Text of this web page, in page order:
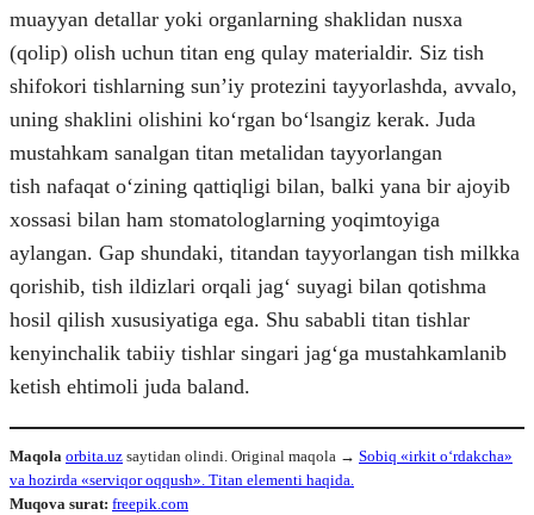
muayyan detallar yoki organlarning shaklidan nusxa
(qolip) olish uchun titan eng qulay materialdir. Siz tish
shifokori tishlarning sunʼiy protezini tayyorlashda, avvalo,
uning shaklini olishini koʻrgan boʻlsangiz kerak. Juda
mustahkam sanalgan titan metalidan tayyorlangan
tish nafaqat oʻzining qattiqligi bilan, balki yana bir ajoyib
xossasi bilan ham stomatologlarning yoqimtoyiga
aylangan. Gap shundaki, titandan tayyorlangan tish milkka
qorishib, tish ildizlari orqali jagʻ suyagi bilan qotishma
hosil qilish xususiyatiga ega. Shu sababli titan tishlar
kenyinchalik tabiiy tishlar singari jagʻga mustahkamlanib
ketish ehtimoli juda baland.
Maqola orbita.uz saytidan olindi. Original maqola → Sobiq «irkit o‘rdakcha»
va hozirda «serviqor oqqush». Titan elementi haqida.
Muqova surat: freepik.com